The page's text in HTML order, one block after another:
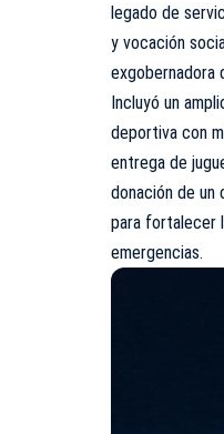
legado de
y vocación
exgobernadora
Incluyó un
deportiva con
entrega de
donación de un
para fortalecer
emergencias.